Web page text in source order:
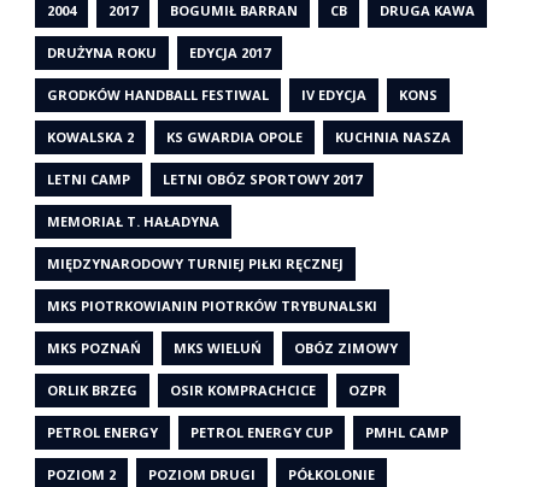
2004 2017 BOGUMIŁ BARRAN CB DRUGA KAWA
DRUŻYNA ROKU EDYCJA 2017
GRODKÓW HANDBALL FESTIWAL IV EDYCJA KONS
KOWALSKA 2 KS GWARDIA OPOLE KUCHNIA NASZA
LETNI CAMP LETNI OBÓZ SPORTOWY 2017
MEMORIAŁ T. HAŁADYNA
MIĘDZYNARODOWY TURNIEJ PIŁKI RĘCZNEJ
MKS PIOTRKOWIANIN PIOTRKÓW TRYBUNALSKI
MKS POZNAŃ MKS WIELUŃ OBÓZ ZIMOWY
ORLIK BRZEG OSIR KOMPRACHCICE OZPR
PETROL ENERGY PETROL ENERGY CUP PMHL CAMP
POZIOM 2 POZIOM DRUGI PÓŁKOLONIE